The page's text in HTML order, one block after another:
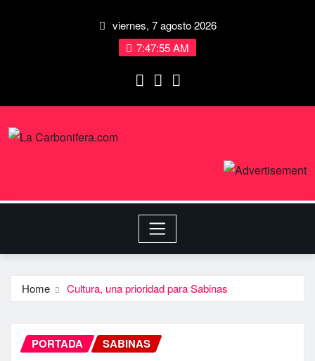
viernes, 7 agosto 2026
7:47:55 AM
Home Cultura, una prioridad para Sabinas
PORTADA SABINAS